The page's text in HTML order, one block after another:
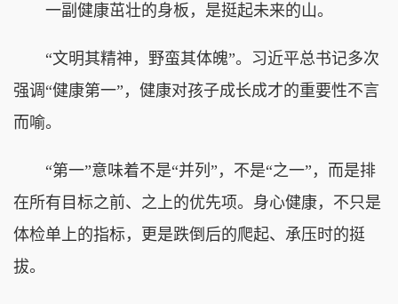
一副健康茁壮的身板，是挺起未来的山。
“文明其精神，野蛮其体魄”。习近平总书记多次
强调“健康第一”，健康对孩子成长成才的重要性不言
而喻。
“第一”意味着不是“并列”，不是“之一”，而是排
在所有目标之前、之上的优先项。身心健康，不只是
体检单上的指标，更是跌倒后的爬起、承压时的挺
拔。